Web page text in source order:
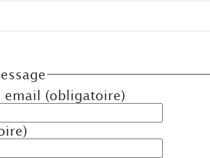
email (obligatoire)